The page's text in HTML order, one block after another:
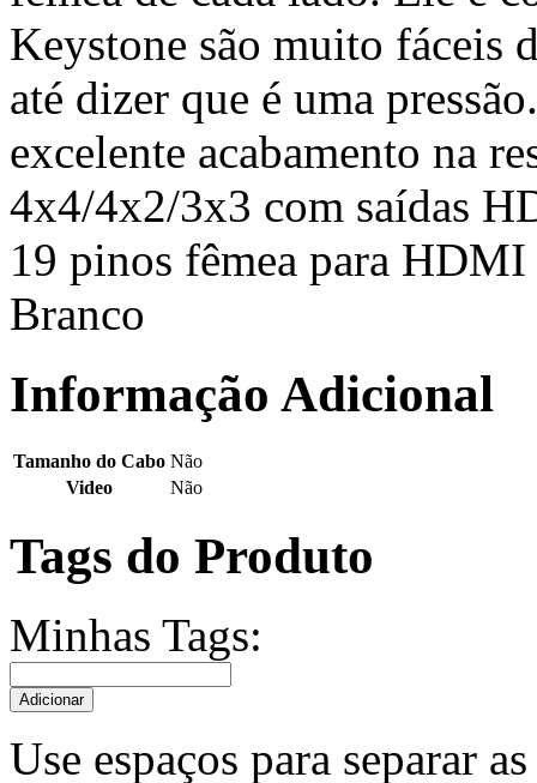
Keystone são muito fáceis
até dizer que é uma
excelente acabamento na
4x4/4x2/3x3 com saídas
19 pinos fêmea para
Branco
Informação Adicional
Tamanho do Cabo Não
Video
Não
Tags do Produto
Minhas Tags:
Adicionar
Use espaços para separar